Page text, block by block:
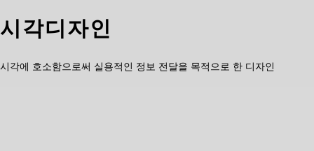
시각디자인
시각에 호소함으로써 실용적인 정보 전달을 목적으로 한 디자인